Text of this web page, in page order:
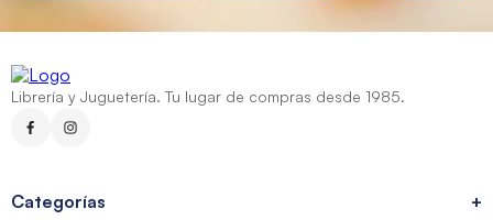
Librería y Juguetería. Tu lugar de compras desde 1985.
Categorías +